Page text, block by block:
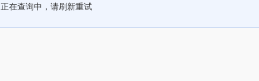
正在查询中，请刷新重试